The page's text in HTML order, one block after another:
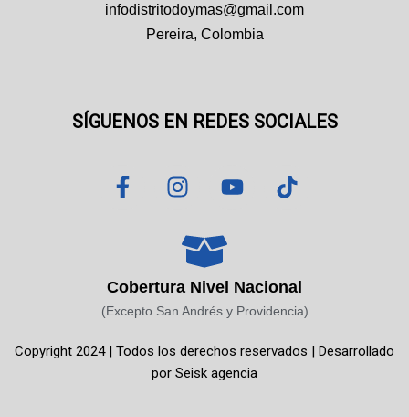
infodistritodoymas@gmail.com
Pereira, Colombia
SÍGUENOS EN REDES SOCIALES
F
a
o
o
-
I
n
t
a
g
r
m
Y
o
b
e
T
i
k
Cobertura Nivel Nacional
(Excepto San Andrés y Providencia)
Copyright 2024 | Todos los derechos reservados | Desarrollado
por Seisk agencia